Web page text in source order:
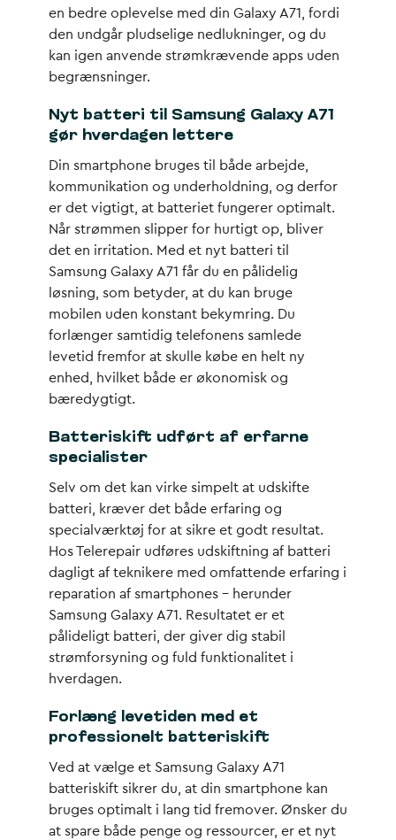
en bedre oplevelse med din Galaxy A71, fordi
den undgår pludselige nedlukninger, og du
kan igen anvende strømkrævende apps uden
begrænsninger.
Nyt batteri til Samsung Galaxy A71
gør hverdagen lettere
Din smartphone bruges til både arbejde,
kommunikation og underholdning, og derfor
er det vigtigt, at batteriet fungerer optimalt.
Når strømmen slipper for hurtigt op, bliver
det en irritation. Med et nyt batteri til
Samsung Galaxy A71 får du en pålidelig
løsning, som betyder, at du kan bruge
mobilen uden konstant bekymring. Du
forlænger samtidig telefonens samlede
levetid fremfor at skulle købe en helt ny
enhed, hvilket både er økonomisk og
bæredygtigt.
Batteriskift udført af erfarne
specialister
Selv om det kan virke simpelt at udskifte
batteri, kræver det både erfaring og
specialværktøj for at sikre et godt resultat.
Hos Telerepair udføres udskiftning af batteri
dagligt af teknikere med omfattende erfaring i
reparation af smartphones – herunder
Samsung Galaxy A71. Resultatet er et
pålideligt batteri, der giver dig stabil
strømforsyning og fuld funktionalitet i
hverdagen.
Forlæng levetiden med et
professionelt batteriskift
Ved at vælge et Samsung Galaxy A71
batteriskift sikrer du, at din smartphone kan
bruges optimalt i lang tid fremover. Ønsker du
at spare både penge og ressourcer, er et nyt